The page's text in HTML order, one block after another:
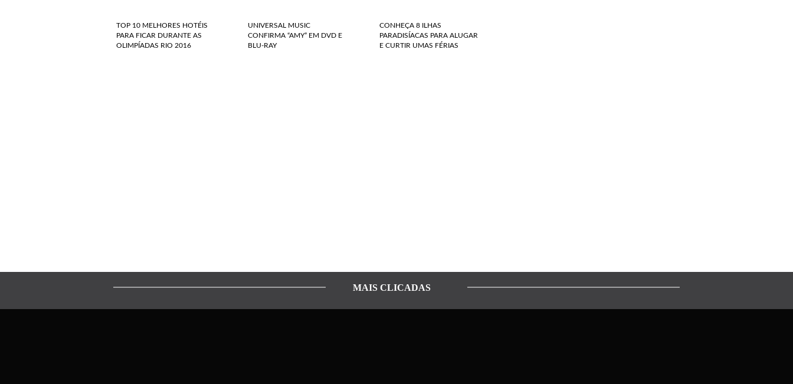
TOP 10 MELHORES HOTÉIS
PARA FICAR DURANTE AS
OLIMPÍADAS RIO 2016
UNIVERSAL MUSIC
CONFIRMA “AMY” EM DVD E
BLU-RAY
CONHEÇA 8 ILHAS
PARADISÍACAS PARA ALUGAR
E CURTIR UMAS FÉRIAS
MAIS CLICADAS